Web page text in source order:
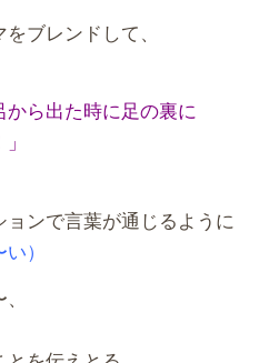
ブレンドして、
から出た時に足の裏に
ンで言葉が通じるように
）